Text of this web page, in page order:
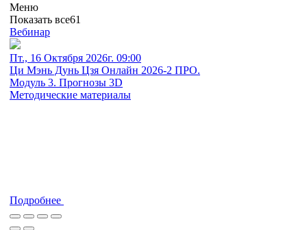
Меню
Показать все61
Вебинар
Пт., 16 Октября 2026г. 09:00
Ци Мэнь Дунь Цзя Онлайн 2026-2 ПРО.
Модуль 3. Прогнозы 3D
Методические материалы
Подробнее